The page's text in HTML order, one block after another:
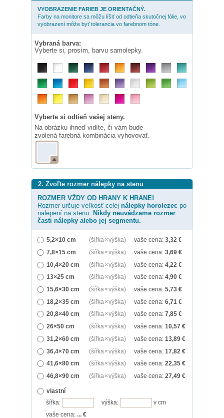
VYOBRAZENIE FARIEB JE ORIENTAČNÝ.
Farby na monitore sa môžu líšiť od odtieňa skutočnej fólie, vo
vyobrazení môže byť tolerancia vo farebnom tóne.
Vybraná barva:
Vyberte si, prosím, barvu samolepky.
Vyberte si odtieň vašej steny.
Na obrázku ihneď vidíte, či vám bude
zvolená farebná kombinácia vyhovovať.
2. Zvoľte rozmer nálepky na stenu
ROZMER VŽDY OD HRANY K HRANE!
Rozmer určuje veľkosť celej nálepky horolezec po
nalepení na stenu. Nikdy neuvádzame rozmer
časti nálepky alebo jej segmentu.
5,2×10 cm (šířka × výška) vaše cena: 3,32 €
7,8×15 cm
(šířka × výška) vaše cena: 3,69 €
10,4×20 cm
(šířka × výška) vaše cena: 4,22 €
13×25 cm
(šířka × výška) vaše cena: 4,90 €
15,6×30 cm
(šířka × výška) vaše cena: 5,73 €
18,2×35 cm
(šířka × výška) vaše cena: 6,71 €
20,8×40 cm
(šířka × výška) vaše cena: 7,85 €
26×50 cm
(šířka × výška) vaše cena: 10,57 €
31,2×60 cm
(šířka × výška) vaše cena: 13,89 €
36,4×70 cm
(šířka × výška) vaše cena: 17,82 €
41,6×80 cm
(šířka × výška) vaše cena: 22,35 €
46,8×90 cm
(šířka × výška) vaše cena: 27,49 €
vlastní
šířka:
výška:
v cm
vaše cena:
€